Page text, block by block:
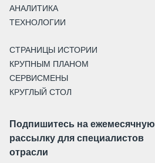
АНАЛИТИКА
ТЕХНОЛОГИИ
СТРАНИЦЫ ИСТОРИИ
КРУПНЫМ ПЛАНОМ
СЕРВИСМЕНЫ
КРУГЛЫЙ СТОЛ
Подпишитесь на ежемесячную
рассылку для специалистов
отрасли